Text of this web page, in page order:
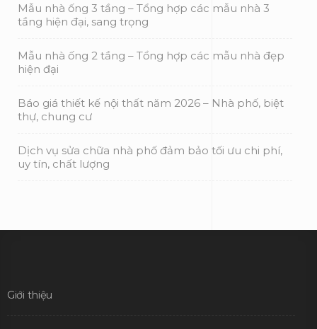
Mẫu nhà ống 3 tầng – Tổng hợp các mẫu nhà 3
tầng hiện đại, sang trọng
Mẫu nhà ống 2 tầng – Tổng hợp các mẫu nhà đẹp
hiện đại
Báo giá thiết kế nội thất năm 2026 – Nhà phố, biệt
thự, chung cư
Dịch vụ sửa chữa nhà phố đảm bảo tối ưu chi phí,
uy tín, chất lượng
Giới thiệu